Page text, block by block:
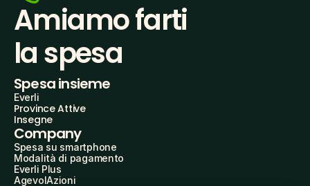
Amiamo farti
la spesa
Spesa insieme
Everli
Province Attive
Insegne
Company
Spesa su smartphone
Modalità di pagamento
Everli Plus
AgevolAzioni